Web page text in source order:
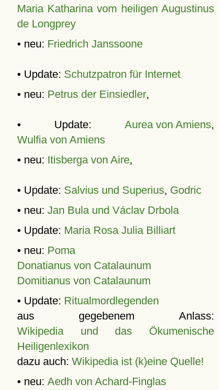
Maria Katharina vom heiligen Augustinus
de Longprey
• neu: Friedrich Janssoone
• Update: Schutzpatron für Internet
• neu: Petrus der Einsiedler,
• Update: Aurea von Amiens,
Wulfia von Amiens
• neu: Itisberga von Aire,
• Update: Salvius und Superius, Godric
• neu: Jan Bula und Václav Drbola
• Update: Maria Rosa Julia Billiart
• neu: Poma
Donatianus von Catalaunum
Domitianus von Catalaunum
• Update: Ritualmordlegenden
aus gegebenem Anlass:
Wikipedia und das Ökumenische
Heiligenlexikon
dazu auch: Wikipedia ist (k)eine Quelle!
• neu: Aedh von Achard-Finglas